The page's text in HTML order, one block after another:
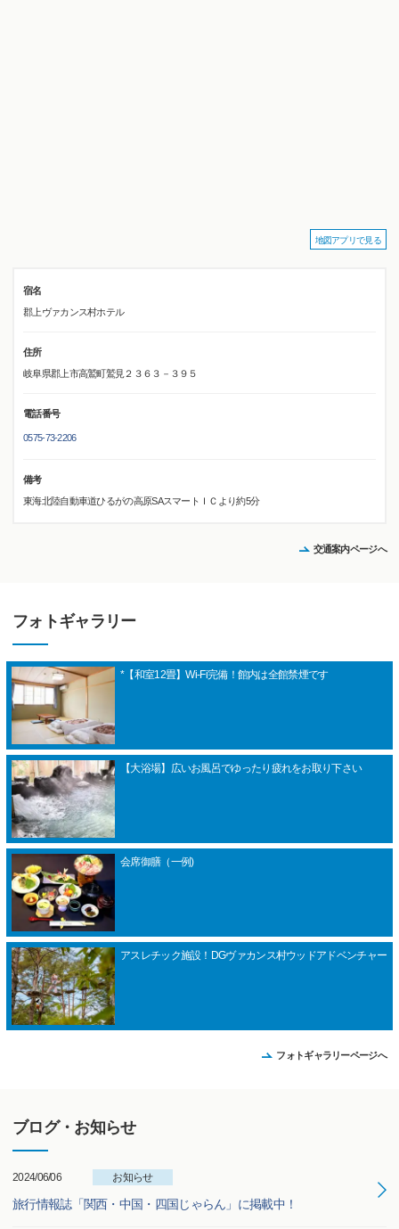
地図アプリで見る
宿名
郡上ヴァカンス村ホテル
住所
岐阜県郡上市高鷲町鷲見２３６３－３９５
電話番号
0575-73-2206
備考
東海北陸自動車道ひるがの高原SAスマートＩＣより約5分
交通案内ページへ
フォトギャラリー
*【和室12畳】Wi-Fi完備！館内は全館禁煙です
【大浴場】広いお風呂でゆったり疲れをお取り下さい
会席御膳（一例)
アスレチック施設！DGヴァカンス村ウッドアドベンチャー
フォトギャラリーページへ
ブログ・お知らせ
2024/06/06 お知らせ
旅行情報誌「関西・中国・四国じゃらん」に掲載中！